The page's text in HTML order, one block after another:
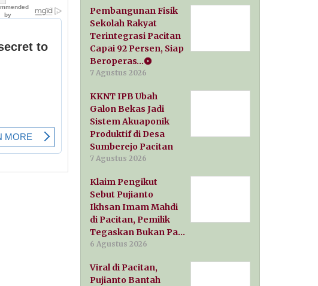
Pembangunan Fisik
Sekolah Rakyat
Terintegrasi Pacitan
Capai 92 Persen, Siap
Beroperas…
7 Agustus 2026
KKNT IPB Ubah
Galon Bekas Jadi
Sistem Akuaponik
Produktif di Desa
Sumberejo Pacitan
7 Agustus 2026
Klaim Pengikut
Sebut Pujianto
Ikhsan Imam Mahdi
di Pacitan, Pemilik
Tegaskan Bukan Pa…
6 Agustus 2026
Viral di Pacitan,
Pujianto Bantah